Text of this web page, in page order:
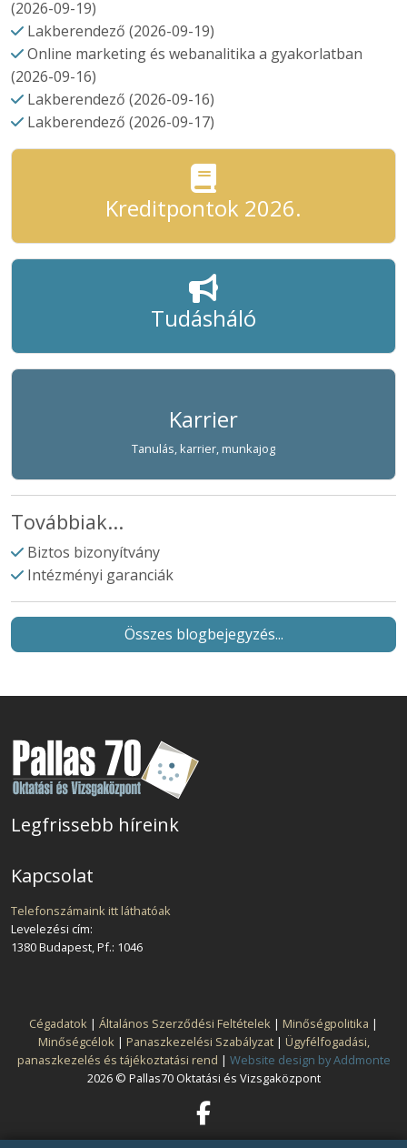
(2026-09-19)
Lakberendező (2026-09-19)
Online marketing és webanalitika a gyakorlatban
(2026-09-16)
Lakberendező (2026-09-16)
Lakberendező (2026-09-17)
Kreditpontok 2026.
Tudásháló
Karrier
Tanulás, karrier, munkajog
Továbbiak...
Biztos bizonyítvány
Intézményi garanciák
Összes blogbejegyzés...
Legfrissebb híreink
Kapcsolat
Telefonszámaink itt láthatóak
Levelezési cím:
1380 Budapest, Pf.: 1046
Cégadatok | Általános Szerződési Feltételek | Minőségpolitika |
Minőségcélok| Panaszkezelési Szabályzat| Ügyfélfogadási,
panaszkezelés és tájékoztatási rend | Website design by Addmonte
2026 © Pallas70 Oktatási és Vizsgaközpont